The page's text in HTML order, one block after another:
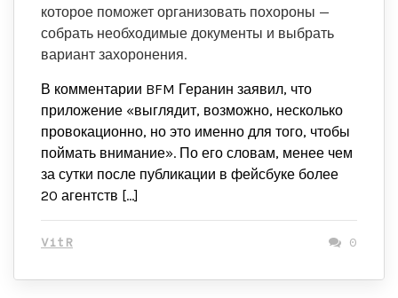
которое поможет организовать похороны —
собрать необходимые документы и выбрать
вариант захоронения.
В комментарии BFM Геранин заявил, что
приложение «выглядит, возможно, несколько
провокационно, но это именно для того, чтобы
поймать внимание». По его словам, менее чем
за сутки после публикации в фейсбуке более
20 агентств […]
VitR 0